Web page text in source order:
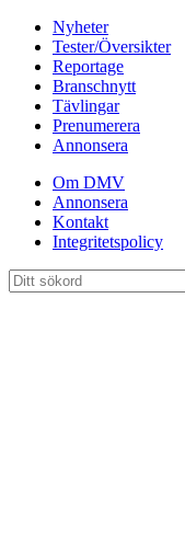
Nyheter
Tester/Översikter
Reportage
Branschnytt
Tävlingar
Prenumerera
Annonsera
Om DMV
Annonsera
Kontakt
Integritetspolicy